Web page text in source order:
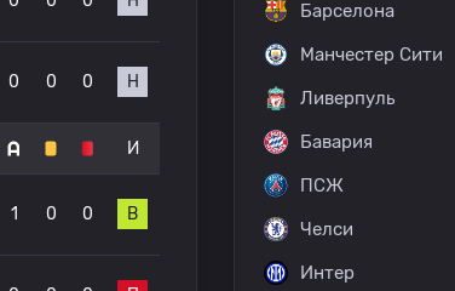
0 0 0 Н
И
1 0 0 В
Барселона
Манчестер Сити
Ливерпуль
Бавария
ПСЖ
Челси
Интер